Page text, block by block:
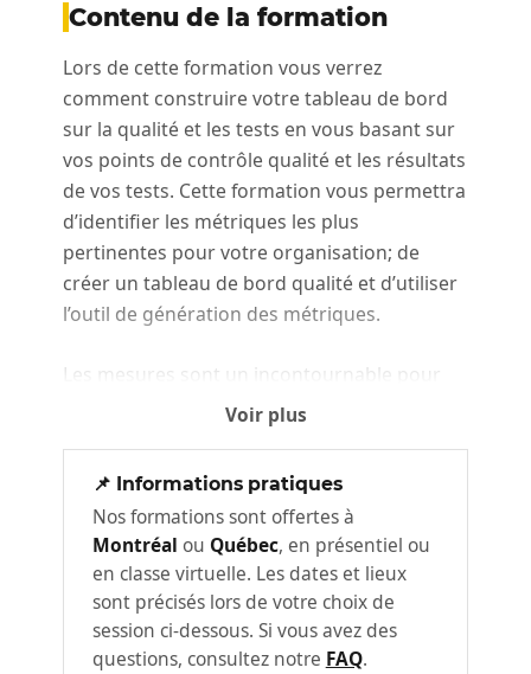
Contenu de la formation
Lors de cette formation vous verrez
comment construire votre tableau de bord
sur la qualité et les tests en vous basant sur
vos points de contrôle qualité et les résultats
de vos tests. Cette formation vous permettra
d’identifier les métriques les plus
pertinentes pour votre organisation; de
créer un tableau de bord qualité et d’utiliser
l’outil de génération des métriques.
Les mesures sont un incontournable pour
toute organisation qui désire réaliser de
Principes et concepts de base sur
les métriques
Qu’est-ce que les métriques logicielles
?
Qualité d’une bonne métrique et utilité
Voir plus
📌 Informations pratiques
Nos formations sont offertes à
Montréal ou Québec, en présentiel ou
en classe virtuelle. Les dates et lieux
sont précisés lors de votre choix de
session ci-dessous. Si vous avez des
questions, consultez notre FAQ.